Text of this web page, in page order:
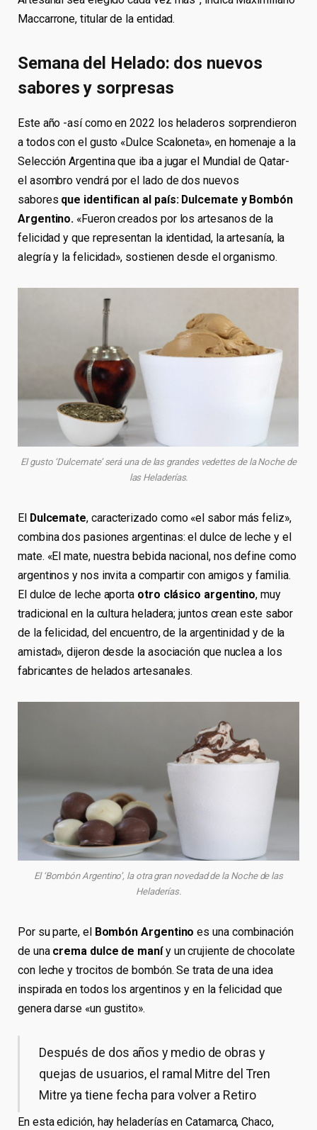
Maccarrone, titular de la entidad.
Semana del Helado: dos nuevos
sabores y sorpresas
Este año -así como en 2022 los heladeros sorprendieron
a todos con el gusto «Dulce Scaloneta», en homenaje a la
Selección Argentina que iba a jugar el Mundial de Qatar-
el asombro vendrá por el lado de dos nuevos
sabores que identifican al país: Dulcemate y Bombón
Argentino. «Fueron creados por los artesanos de la
felicidad y que representan la identidad, la artesanía, la
alegría y la felicidad», sostienen desde el organismo.
El gusto ‘Dulcemate’ será una de las grandes vedettes de la Noche de
las Heladerías.
El Dulcemate, caracterizado como «el sabor más feliz»,
combina dos pasiones argentinas: el dulce de leche y el
mate. «El mate, nuestra bebida nacional, nos define como
argentinos y nos invita a compartir con amigos y familia.
El dulce de leche aporta otro clásico argentino, muy
tradicional en la cultura heladera; juntos crean este sabor
de la felicidad, del encuentro, de la argentinidad y de la
amistad», dijeron desde la asociación que nuclea a los
fabricantes de helados artesanales.
El ‘Bombón Argentino’, la otra gran novedad de la Noche de las
Heladerías.
Por su parte, elBombón Argentinoes una combinación
de una crema dulce de maníy un crujiente de chocolate
con leche y trocitos de bombón. Se trata de una idea
inspirada en todos los argentinos y en la felicidad que
genera darse «un gustito».
Después de dos años y medio de obras y
quejas de usuarios, el ramal Mitre del Tren
Mitre ya tiene fecha para volver a Retiro
En esta edición, hay heladerías en Catamarca, Chaco,